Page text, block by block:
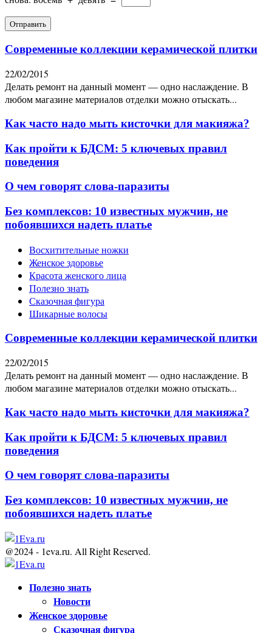
Современные коллекции керамической плитки
22/02/2015
Делать ремонт на данный момент — одно наслаждение. В
любом магазине материалов отделки можно отыскать...
Как часто надо мыть кисточки для макияжа?
Как пройти к БДСМ: 5 ключевых правил
поведения
О чем говорят слова-паразиты
Без комплексов: 10 известных мужчин, не
побоявшихся надеть платье
Восхитительные ножки
Женское здоровье
Красота женского лица
Полезно знать
Сказочная фигура
Шикарные волосы
Современные коллекции керамической плитки
22/02/2015
Делать ремонт на данный момент — одно наслаждение. В
любом магазине материалов отделки можно отыскать...
Как часто надо мыть кисточки для макияжа?
Как пройти к БДСМ: 5 ключевых правил
поведения
О чем говорят слова-паразиты
Без комплексов: 10 известных мужчин, не
побоявшихся надеть платье
@2024 - 1eva.ru. All Right Reserved.
Полезно знать
Новости
Женское здоровье
Сказочная фигура